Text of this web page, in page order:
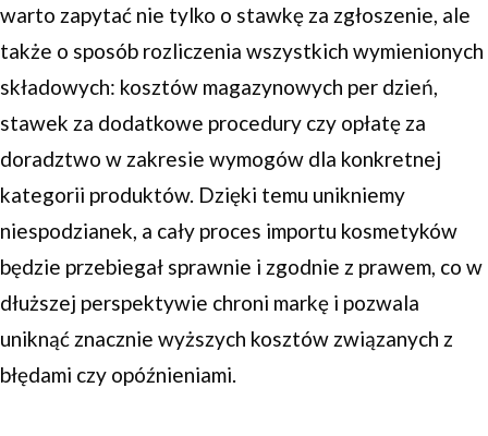
warto zapytać nie tylko o stawkę za zgłoszenie, ale
także o sposób rozliczenia wszystkich wymienionych
składowych: kosztów magazynowych per dzień,
stawek za dodatkowe procedury czy opłatę za
doradztwo w zakresie wymogów dla konkretnej
kategorii produktów. Dzięki temu unikniemy
niespodzianek, a cały proces importu kosmetyków
będzie przebiegał sprawnie i zgodnie z prawem, co w
dłuższej perspektywie chroni markę i pozwala
uniknąć znacznie wyższych kosztów związanych z
błędami czy opóźnieniami.